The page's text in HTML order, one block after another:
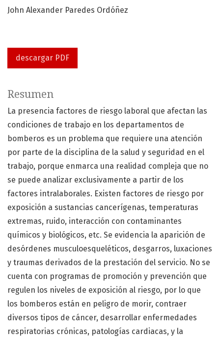
John Alexander Paredes Ordóñez
descargar PDF
Resumen
La presencia factores de riesgo laboral que afectan las
condiciones de trabajo en los departamentos de
bomberos es un problema que requiere una atención
por parte de la disciplina de la salud y seguridad en el
trabajo, porque enmarca una realidad compleja que no
se puede analizar exclusivamente a partir de los
factores intralaborales. Existen factores de riesgo por
exposición a sustancias cancerígenas, temperaturas
extremas, ruido, interacción con contaminantes
químicos y biológicos, etc. Se evidencia la aparición de
desórdenes musculoesqueléticos, desgarros, luxaciones
y traumas derivados de la prestación del servicio. No se
cuenta con programas de promoción y prevención que
regulen los niveles de exposición al riesgo, por lo que
los bomberos están en peligro de morir, contraer
diversos tipos de cáncer, desarrollar enfermedades
respiratorias crónicas, patologías cardiacas, y la